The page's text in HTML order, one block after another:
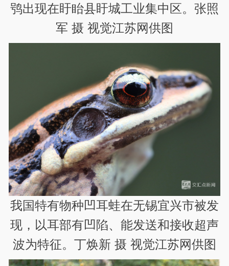
鸮出现在盱眙县盱城工业集中区。张照
军 摄 视觉江苏网供图
我国特有物种凹耳蛙在无锡宜兴市被发
现，以耳部有凹陷、能发送和接收超声
波为特征。丁焕新 摄 视觉江苏网供图